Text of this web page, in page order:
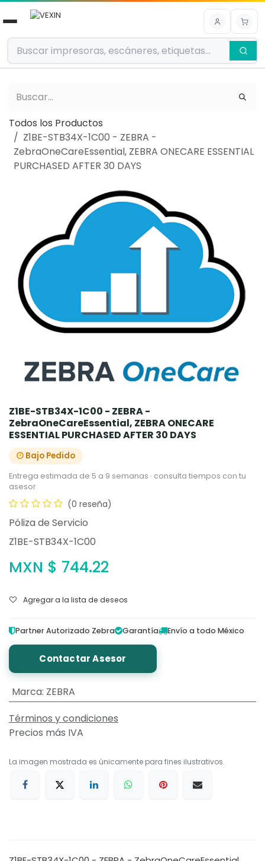
Ir al contenido
Todos los Productos
Z1BE-STB34X-1C00 - ZEBRA -
ZebraOneCareEssential, ZEBRA ONECARE ESSENTIAL
PURCHASED AFTER 30 DAYS
Z1BE-STB34X-1C00 - ZEBRA -
ZebraOneCareEssential, ZEBRA ONECARE
ESSENTIAL PURCHASED AFTER 30 DAYS
Bajo Pedido
Entrega estimada de 5 a 9 semanas · consulta tiempos con tu
asesor
(0 reseña)
Póliza de Servicio
Z1BE-STB34X-1C00
MXN $ 744.22
Agregar a la lista de deseos
Partner Autorizado Zebra Garantía Envío a todo México
Contactar Asesor
Marca: ZEBRA
Términos y condiciones
Precios más IVA
La imagen mostrada es únicamente para fines ilustrativos.